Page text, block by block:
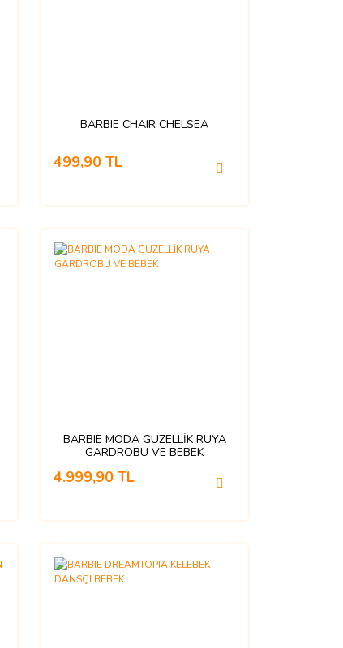
BARBIE CHAIR CHELSEA
499,90 TL
BARBIE MODA GUZELLİK RUYA
GARDROBU VE BEBEK
4.999,90 TL